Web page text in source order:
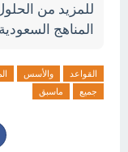
للمزيد من
المناهج
القواعد والأسس
جميع
ماسبق